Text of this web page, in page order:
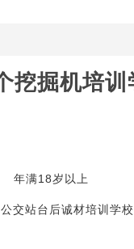
挖掘机培训
年满18岁以上
交站台后诚材培训学校